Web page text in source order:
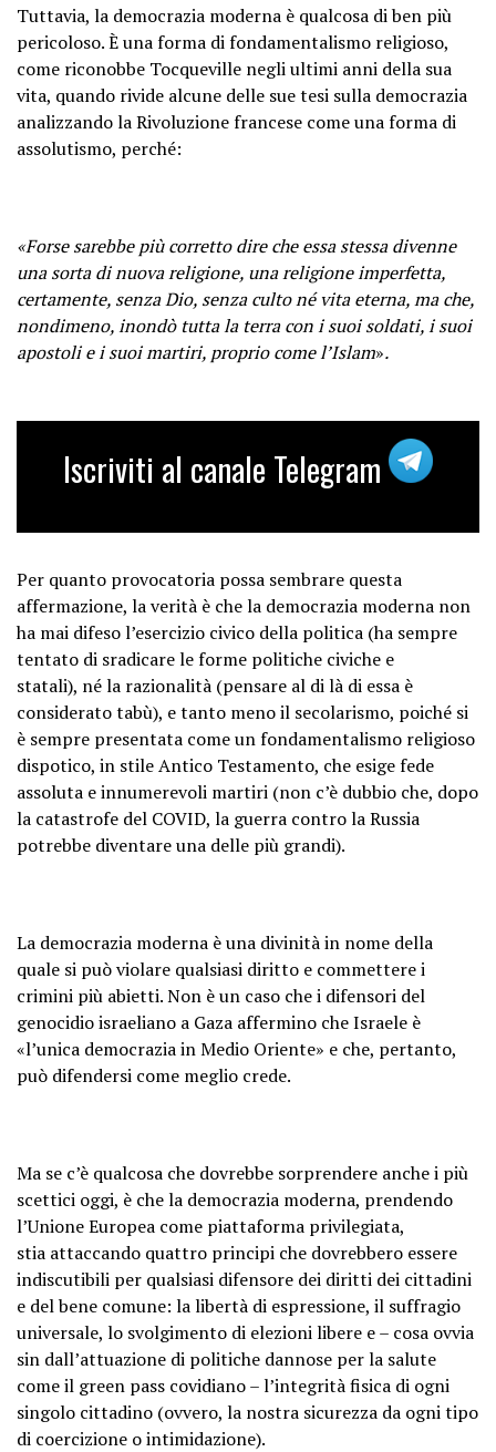
Tuttavia, la democrazia moderna è qualcosa di ben più
pericoloso. Èuna forma di fondamentalismo religioso,
come riconobbe Tocqueville negli ultimi anni della sua
vita, quando rivide alcune delle sue tesi sulla democrazia
analizzando la Rivoluzione francese come una forma di
assolutismo, perché:
«Forse sarebbe più corretto dire che essa stessa divenne
una sorta di nuova religione, una religione imperfetta,
certamente, senza Dio, senza culto né vita eterna, ma che,
nondimeno, inondò tutta la terra con i suoi soldati, i suoi
apostoli e i suoi martiri, proprio come l’Islam».
Iscriviti al canale Telegram
Per quanto provocatoria possa sembrare questa
affermazione, la verità è chela democrazia moderna non
ha mai difeso l’esercizio civico della politica (ha sempre
tentato di sradicare le forme politiche civiche e
statali), né la razionalità (pensare al di là di essa è
considerato tabù), e tanto meno il secolarismo, poiché si
è sempre presentata come un fondamentalismo religioso
dispotico, in stile Antico Testamento, che esige fede
assoluta e innumerevoli martiri (non c’è dubbio che, dopo
la catastrofe del COVID, la guerra contro la Russia
potrebbe diventare una delle più grandi).
La democrazia moderna è una divinità in nome della
quale si può violare qualsiasi diritto e commettere i
crimini più abietti. Non è un caso che i difensori del
genocidio israeliano a Gaza affermino che Israele è
«l’unica democrazia in Medio Oriente» e che, pertanto,
può difendersi come meglio crede.
Ma se c’è qualcosa che dovrebbe sorprendere anche i più
scettici oggi, è che la democrazia moderna, prendendo
l’Unione Europea come piattaforma privilegiata,
stia attaccando quattro principi che dovrebbero essere
indiscutibili per qualsiasi difensore dei diritti dei cittadini
e del bene comune: la libertà di espressione, il suffragio
universale, lo svolgimento di elezioni libere e – cosa ovvia
sin dall’attuazione di politiche dannose per la salute
come il green pass covidiano – l’integrità fisica di ogni
singolo cittadino (ovvero, la nostra sicurezza da ogni tipo
di coercizione o intimidazione).